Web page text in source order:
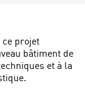
ce projet
bâtiment de
et à la